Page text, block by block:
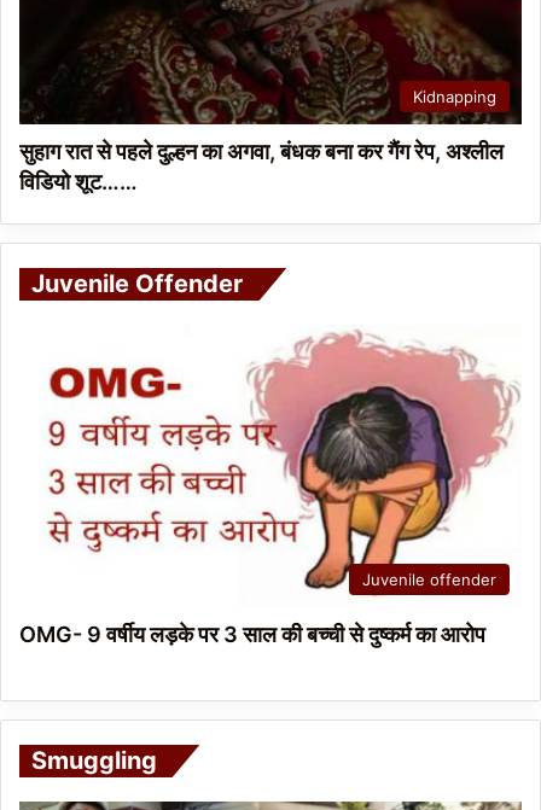
Kidnapping
सुहाग रात से पहले दुल्हन का अगवा, बंधक बना कर गैंग रेप, अश्लील
विडियो शूट……
Juvenile Offender
Juvenile offender
OMG- 9 वर्षीय लड़के पर 3 साल की बच्ची से दुष्कर्म का आरोप
Smuggling